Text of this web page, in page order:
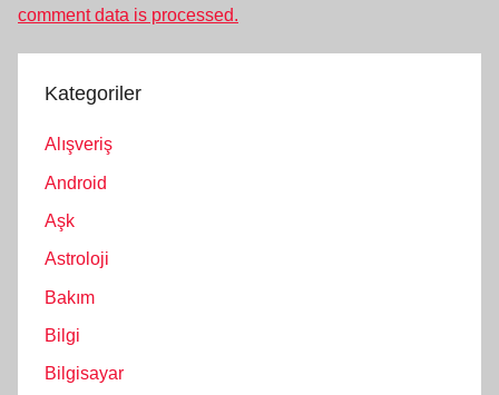
comment data is processed.
Kategoriler
Alışveriş
Android
Aşk
Astroloji
Bakım
Bilgi
Bilgisayar